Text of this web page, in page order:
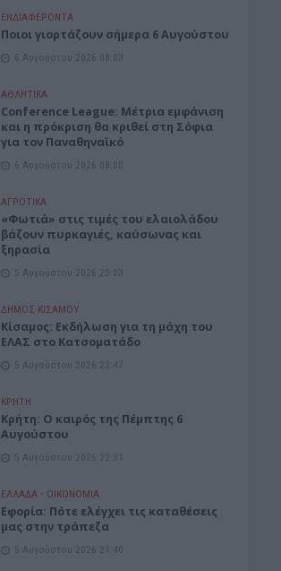
ΕΝΔΙΑΦΕΡΟΝΤΑ
Ποιοι γιορτάζουν σήμερα 6 Αυγούστου
6 Αυγούστου 2026 08:03
ΑΘΛΗΤΙΚΑ
Conference League: Μέτρια εμφάνιση
και η πρόκριση θα κριθεί στη Σόφια
για τον Παναθηναϊκό
6 Αυγούστου 2026 08:00
ΑΓΡΟΤΙΚΑ
«Φωτιά» στις τιμές του ελαιολάδου
βάζουν πυρκαγιές, καύσωνας και
ξηρασία
5 Αυγούστου 2026 23:03
ΔΉΜΟΣ ΚΙΣΆΜΟΥ
Κίσαμος: Εκδήλωση για τη μάχη του
ΕΛΑΣ στο Κατσοματάδο
5 Αυγούστου 2026 22:47
ΚΡΗΤΗ
Κρήτη: Ο καιρός της Πέμπτης 6
Αυγούστου
5 Αυγούστου 2026 22:31
ΕΛΛΑΔΑ • ΟΙΚΟΝΟΜΙΑ
Εφορία: Πότε ελέγχει τις καταθέσεις
μας στην τράπεζα
5 Αυγούστου 2026 21:40